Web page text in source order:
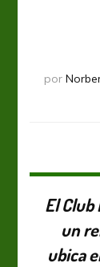
por
El
un
ubica